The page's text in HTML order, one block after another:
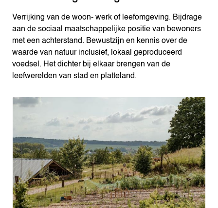
Verrijking van de woon- werk of leefomgeving. Bijdrage
aan de sociaal maatschappelijke positie van bewoners
met een achterstand. Bewustzijn en kennis over de
waarde van natuur inclusief, lokaal geproduceerd
voedsel. Het dichter bij elkaar brengen van de
leefwerelden van stad en platteland.